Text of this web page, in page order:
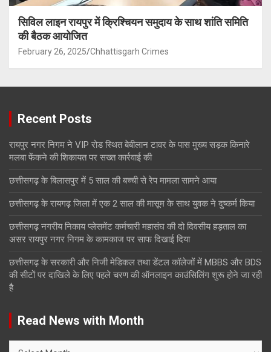
सिविल लाइन रायपुर में क्रिश्चियन समुदाय के साथ शांति समिति
की बैठक आयोजित
February 26, 2025 Chhattisgarh Crimes
Recent Posts
रायपुर नगर निगम ने VIP रोड स्थित बेबीलान टावर के पास मुख्य सड़क किनारे
मलबा फेंकने की शिकायत पर सख्त कार्रवाई की
छत्तीसगढ़ के बिलासपुर में 5 साल की बच्ची से रेप मामला सामने आया
छत्तीसगढ़ के रायगढ़ जिला में एक 2 साल की मासूम के साथ युवक ने दुष्कर्म किया
छत्तीसगढ़ नगरीय निकाय प्लेसमेंट कर्मचारी महासंघ की दो दिवसीय हड़ताल का
असर रायपुर नगर निगम के कामकाज पर साफ दिखाई दिया
छत्तीसगढ़ के सरकारी और निजी मेडिकल तथा डेंटल कॉलेजों में MBBS और BDS
की सीटों पर दाखिले के लिए पहले चरण की ऑनलाइन काउंसिलिंग शुरू होने जा रही
है
Read News with Month